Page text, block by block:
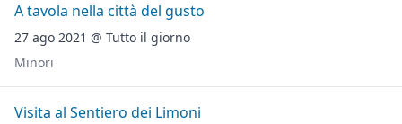
A tavola nella città del gusto
27 ago 2021 @ Tutto il giorno
Minori
Visita al Sentiero dei Limoni